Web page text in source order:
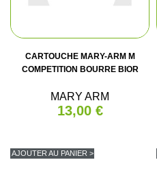
CARTOUCHE MARY-ARM M
COMPETITION BOURRE BIOR
MARY ARM
13,00 €
AJOUTER AU PANIER >